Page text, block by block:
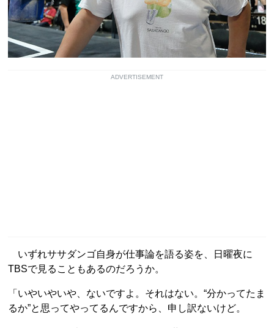
ADVERTISEMENT
いずれササダンゴ自身が仕事論を語る姿を、日曜夜に
TBSで見ることもあるのだろうか。
「いやいやいや、ないですよ。それはない。“分かってたま
るか”と思ってやってるんですから、申し訳ないけど。